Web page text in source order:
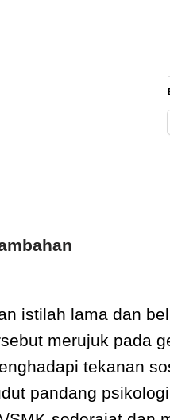
istilah lama dan
merujuk pada
tekanan
pandang